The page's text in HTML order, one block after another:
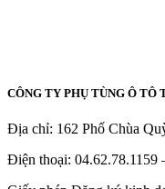
CÔNG TY PHỤ TÙNG Ô TÔ
Địa chỉ: 162 Phố Chùa
Điện thoại: 04.62.78.1159